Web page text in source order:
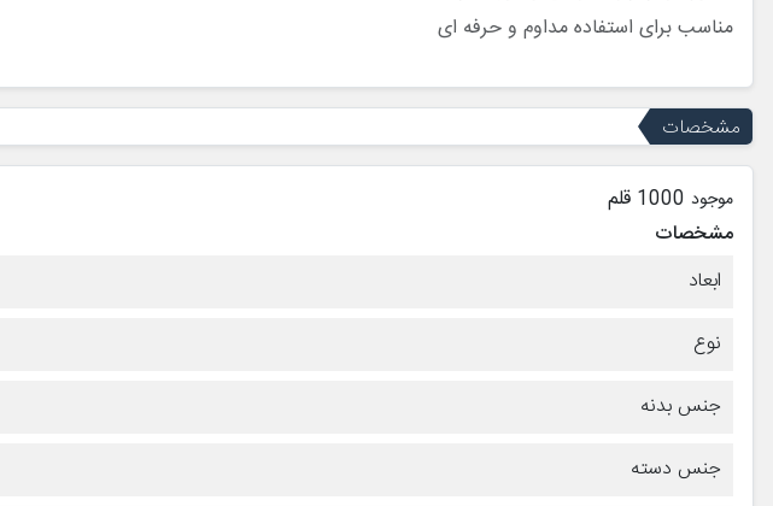
مناسب برای استفاده مداوم و حرفه ای
مشخصات
موجود 1000 قلم
مشخصات
ابعاد
نوع
جنس بدنه
جنس دسته